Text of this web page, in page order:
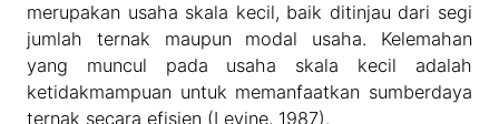
merupakan usaha skala kecil, baik ditinjau dari segi
jumlah ternak maupun modal usaha. Kelemahan
yang muncul pada usaha skala kecil adalah
ketidakmampuan untuk memanfaatkan sumberdaya
ternak secara efisien (Levine, 1987).